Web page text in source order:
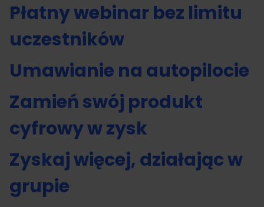
Płatny webinar bez limitu
uczestników
Umawianie na autopilocie
Zamień swój produkt
cyfrowy w zysk
Zyskaj więcej, działając w
grupie